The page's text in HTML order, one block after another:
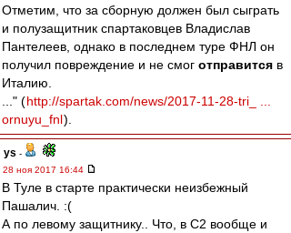
Отметим, что за сборную должен был сыграть
и полузащитник спартаковцев Владислав
Пантелеев, однако в последнем туре ФНЛ он
получил повреждение и не смог отправится в
Италию.
..." (http://spartak.com/news/2017-11-28-tri_ ...
ornuyu_fnl).
ys -
28 ноя 2017 16:44
В Туле в старте практически неизбежный
Пашалич. :(
А по левому защитнику.. Что, в С2 вообще и